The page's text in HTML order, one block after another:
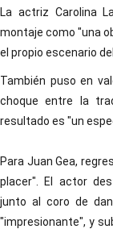
La actriz Carolina
montaje como "una
el propio escenario
También puso en
choque entre la
resultado es "un
Para Juan Gea,
placer". El actor
junto al coro de
"impresionante", y